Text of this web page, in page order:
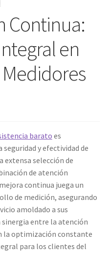
cuál es su función Principal?
su función Principal?
es su función Principal?
calibración
– Elekmed México
México
Elekmed México
Continua:
en
barato es
y efectividad de
extensa selección de
de atención
continua juega un
de medición, asegurando
amoldado a sus
entre la atención
la optimización constante
para los clientes del